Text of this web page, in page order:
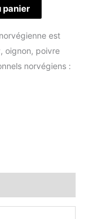
panier
est
oignon, poivre
norvégiens :